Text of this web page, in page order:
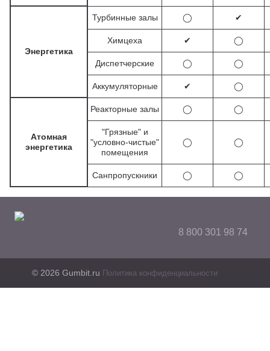
Энергетика
Турбинные залы ◯ ✔
Химцеха ✔ ◯
Диспетчерские ◯ ◯
Аккумуляторные ✔ ◯
Атомная
энергетика
Реакторные залы ◯ ◯
"Грязные" и
"условно-чистые"
помещения
◯ ◯
Санпропускники ◯ ◯
8 800 301 98 74
© 2026 Gumbit.ru Политика конфиденциальности